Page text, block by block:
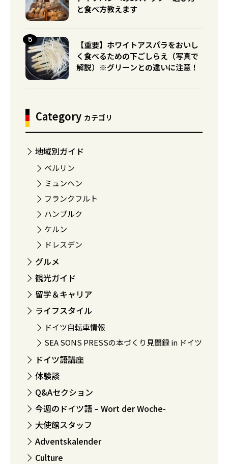
と食べ方教えます
【重要】ホワイトアスパラをおいし
く食べるための下ごしらえ（写真で
解説）※グリーンとの違いに注意！
Category カテゴリ
地域別ガイド
ベルリン
ミュンヘン
フランクフルト
ハンブルク
ケルン
ドレスデン
グルメ
観光ガイド
留学＆キャリア
ライフスタイル
ドイツ自転車情報
SEA SONS PRESSの本づくり見聞録 in ドイツ
ドイツ語講座
体験談
Q&Aセクション
今週のドイツ語 – Wort der Woche-
大使館スタッフ
Adventskalender
Culture